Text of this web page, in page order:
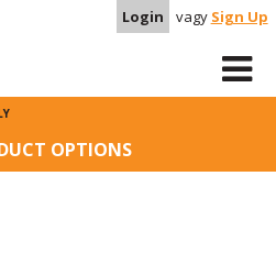
Login vagy Sign Up
OPTIONS